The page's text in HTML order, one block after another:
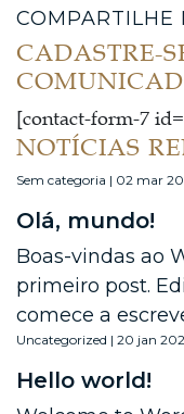
COMPARTILHE
CADASTRE-
[contact-form-7
NOTÍCIAS
Sem categoria | 02 mar
Olá, mundo!
Boas-vindas ao
primeiro post.
comece a
Uncategorized | 20 jan
Hello world!